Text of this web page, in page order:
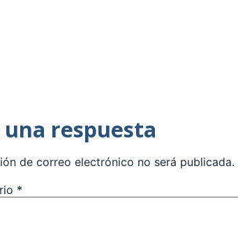
una respuesta
de correo electrónico no será publicada.
*